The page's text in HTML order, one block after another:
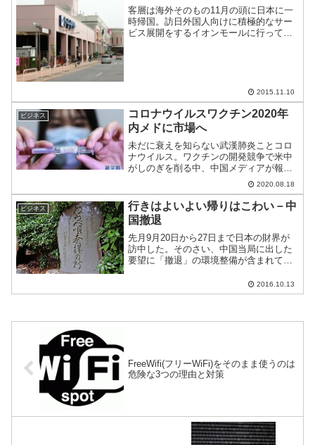
客層は海外そのもの11月の頭に日本に一
時帰国。訪日外国人向けに積極的なサー
ビス展開をするイオンモールに行ってき
2015.11.10
ビジネス
コロナウイルスワクチン2020年
内メドに市場へ
未だに衰えを知らない武漢肺炎ことコロ
ナウイルス。ワクチンの開発競争で米中
がしのぎを削る中、中国メディアが報じ
るところでは、年内に市場へワクチンが
2020.08.18
ビジネス
行きはよいよい帰りはこわい－中
国撤退
先月9月20日から27日まで日本の財界が
訪中した。そのさい、中国当局に出した
要望に「撤退」の環境整備が含まれてお
2016.10.13
FreeWifi(フリーWiFi)をそのまま使うのは
危険な3つの理由と対策